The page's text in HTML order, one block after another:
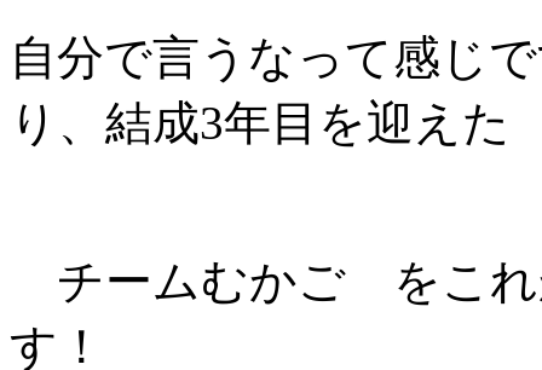
自分で言うなって感じ
り、結成3年目を迎えた
チームむかご をこれ
す！